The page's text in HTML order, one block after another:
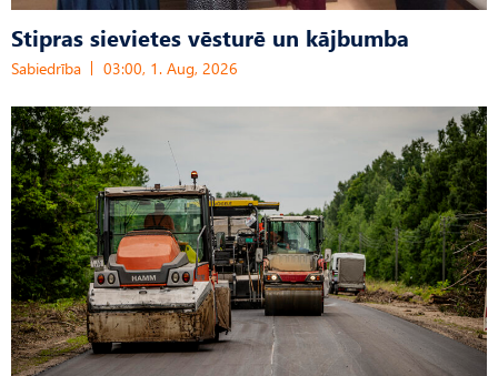
Stipras sievietes vēsturē un kājbumba
Sabiedrība 03:00, 1. Aug, 2026